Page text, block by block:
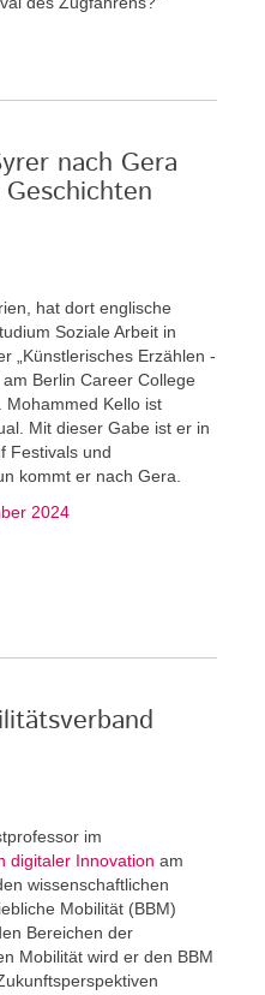
nach Gera
hat dort englische
Soziale Arbeit in
„Künstlerisches Erzählen -
Berlin Career College
Mohammed Kello ist
Mit dieser Gabe ist er in
Festivals und
kommt er nach Gera.
2024
im
digitaler Innovation am
wissenschaftlichen
Mobilität (BBM)
Bereichen der
Mobilität wird er den BBM